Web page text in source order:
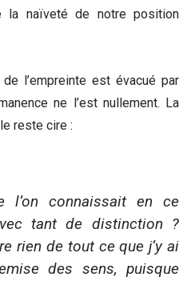
la naïveté de notre position
l’empreinte est évacué par
ne l’est nullement. La
reste cire :
l’on connaissait en ce
tant de distinction ?
rien de tout ce que j’y ai
des sens, puisque